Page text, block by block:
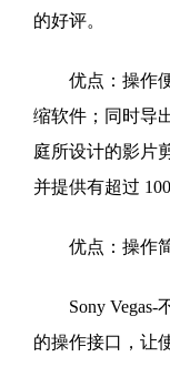
的好评。
优点：操作便
缩软件；同时导
庭所设计的影片
并提供有超过
优点：操作简
Sony Vegas-不
的操作接口，让